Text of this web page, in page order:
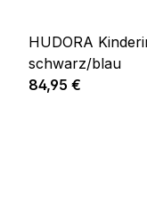
HUDORA
schwarz/blau
Regulärer Preis:
84,95 €